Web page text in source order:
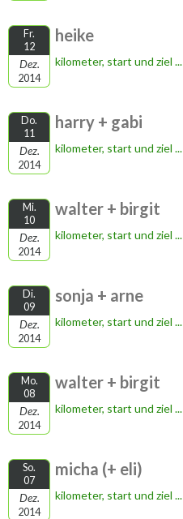
Fr.
12
Dez.
2014
heike
kilometer, start und ziel ...
Do.
11
Dez.
2014
harry + gabi
kilometer, start und ziel ...
Mi.
10
Dez.
2014
walter + birgit
kilometer, start und ziel ...
Di.
09
Dez.
2014
sonja + arne
kilometer, start und ziel ...
Mo.
08
Dez.
2014
walter + birgit
kilometer, start und ziel ...
So.
07
Dez.
2014
micha (+ eli)
kilometer, start und ziel ...